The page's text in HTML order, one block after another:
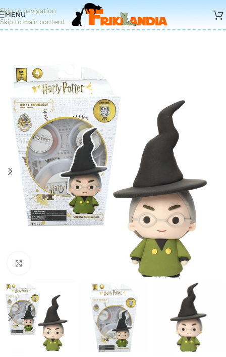
Skip to navigation
Skip to main content
MENU